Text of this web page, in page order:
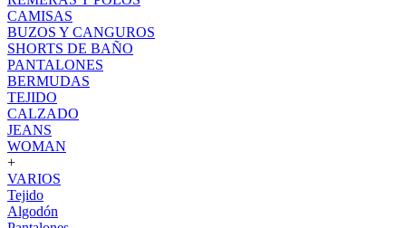
CAMISAS
BUZOS Y CANGUROS
SHORTS DE BAÑO
PANTALONES
BERMUDAS
TEJIDO
CALZADO
JEANS
WOMAN
+
VARIOS
Tejido
Algodón